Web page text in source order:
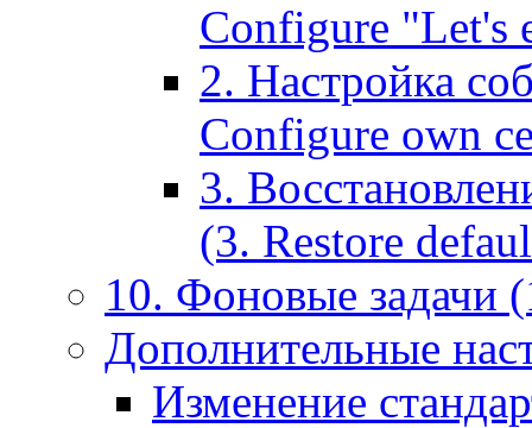
Configure "Let's
2. Настройка
Configure own
3.
(3. Restore
10. Фоновые задачи
Дополнительные
Изменение